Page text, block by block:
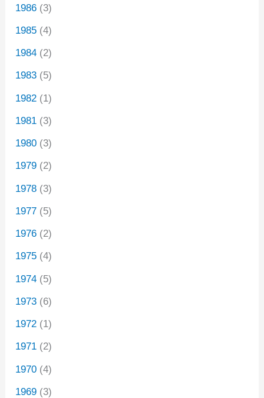
1986 (3)
1985 (4)
1984 (2)
1983 (5)
1982 (1)
1981 (3)
1980 (3)
1979 (2)
1978 (3)
1977 (5)
1976 (2)
1975 (4)
1974 (5)
1973 (6)
1972 (1)
1971 (2)
1970 (4)
1969 (3)